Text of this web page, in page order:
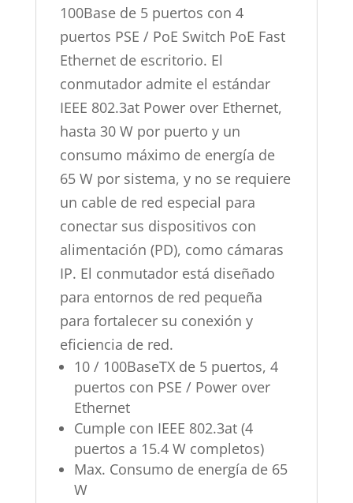
100Base de 5 puertos con 4
puertos PSE / PoE Switch PoE Fast
Ethernet de escritorio. El
conmutador admite el estándar
IEEE 802.3at Power over Ethernet,
hasta 30 W por puerto y un
consumo máximo de energía de
65 W por sistema, y no se requiere
un cable de red especial para
conectar sus dispositivos con
alimentación (PD), como cámaras
IP. El conmutador está diseñado
para entornos de red pequeña
para fortalecer su conexión y
eficiencia de red.
10 / 100BaseTX de 5 puertos, 4
puertos con PSE / Power over
Ethernet
Cumple con IEEE 802.3at (4
puertos a 15.4 W completos)
Max. Consumo de energía de 65
W